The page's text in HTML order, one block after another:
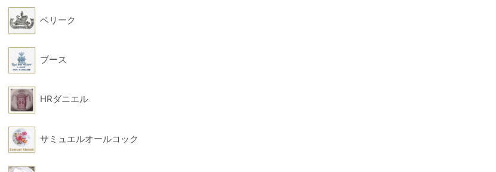
ベリーク
ブース
HRダニエル
サミュエルオールコック